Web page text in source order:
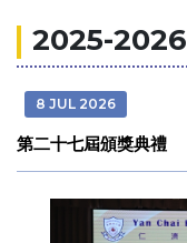
2025-2026
8 JUL 2026
第二十七屆頒獎典禮